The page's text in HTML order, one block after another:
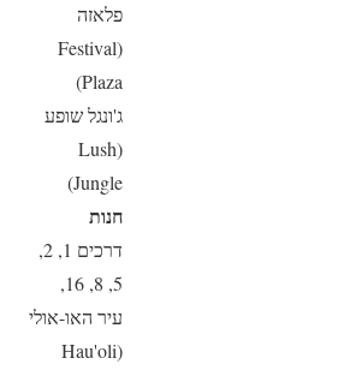
פלאזה
(Festival
Plaza)
ג'ונגל שופע
(Lush
Jungle)
חנות
דרכים 1, 2,
5, 8, 16,
עיר האו-אולי
(Hau'oli